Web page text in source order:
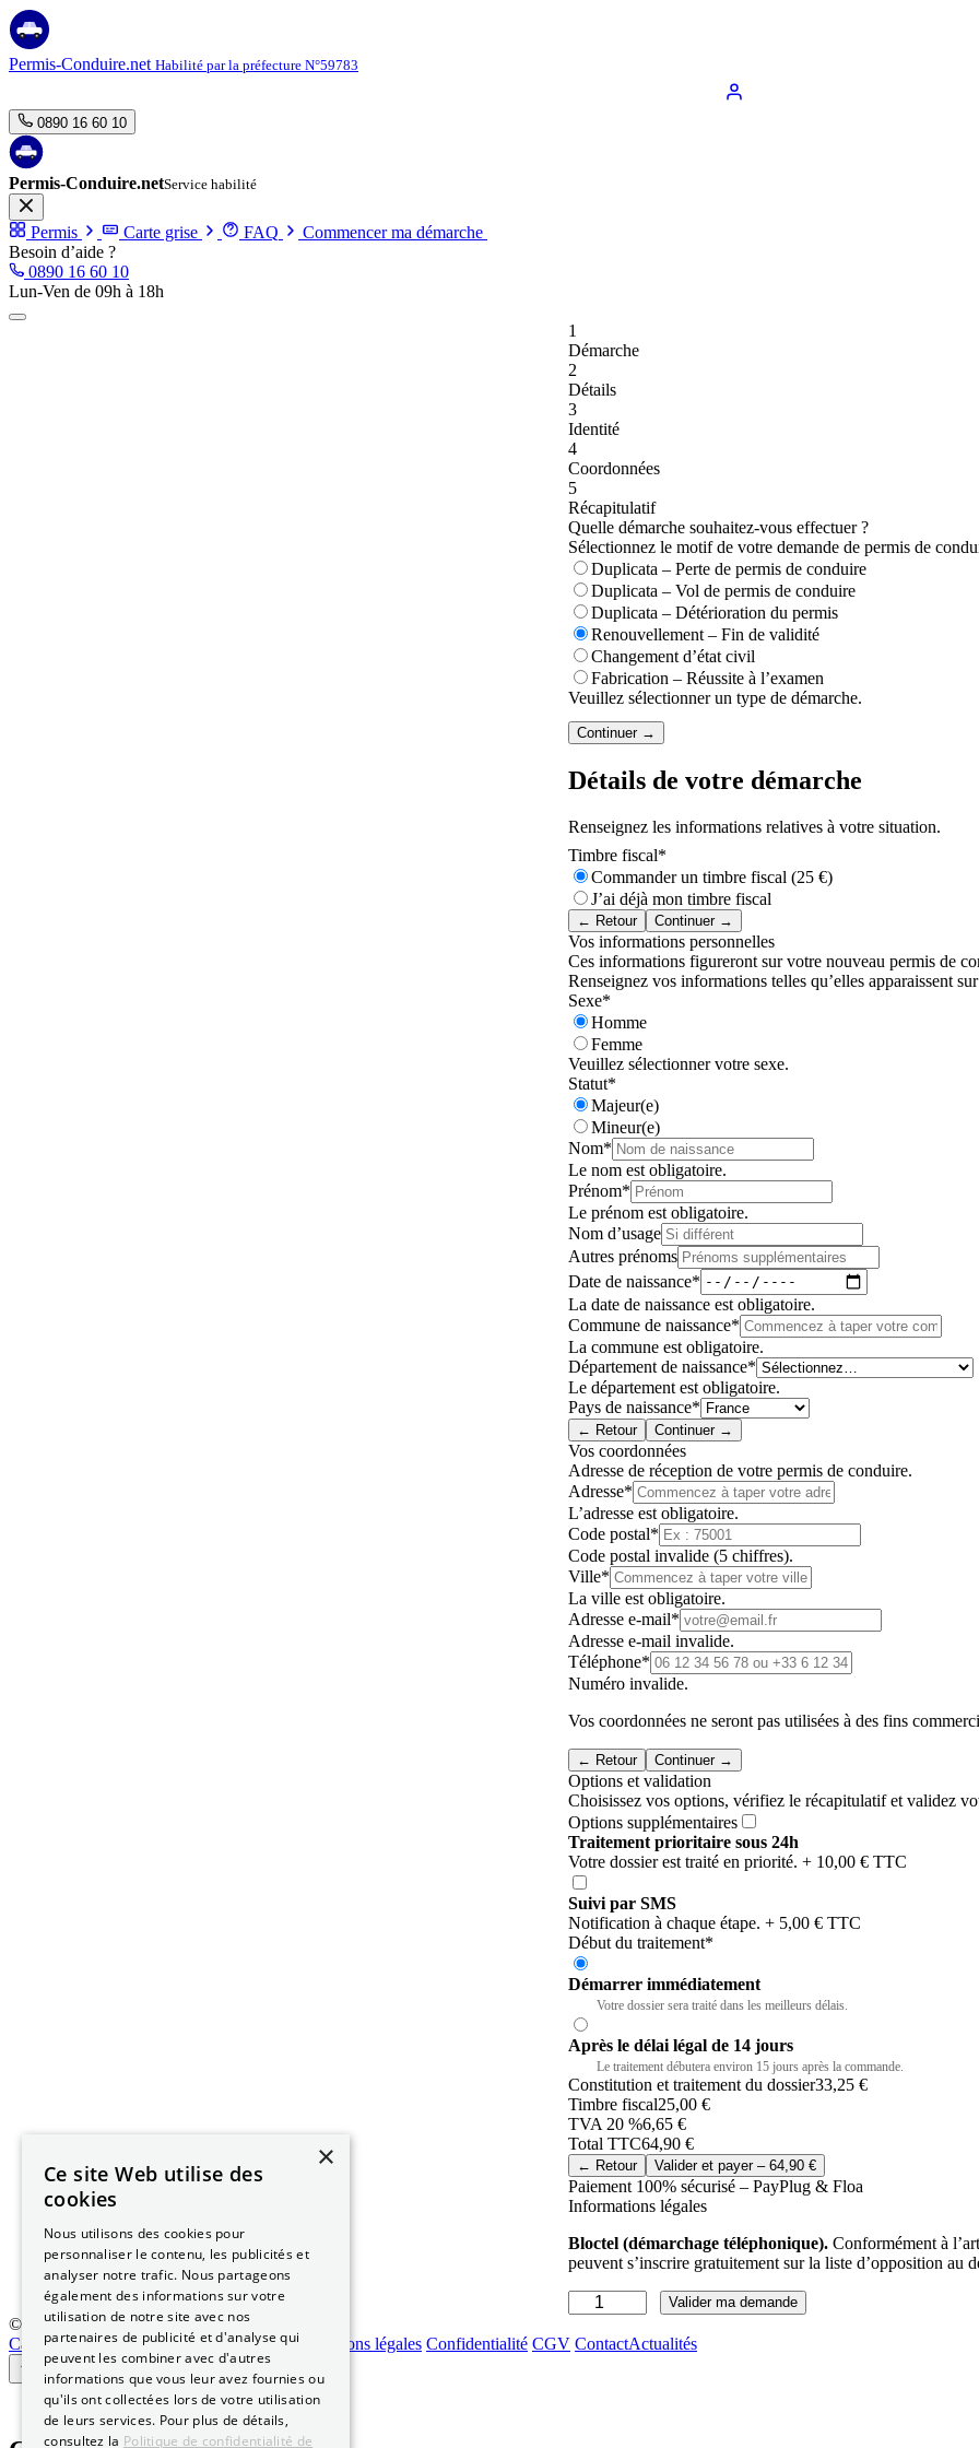
Aller
au
contenu
Permis-Conduire.net Habilité par la préfecture N°59783
0890 16 60 10
Permis-Conduire.netService habilité
Permis Carte grise FAQ
Commencer ma démarche
Besoin d’aide ?
0890 16 60 10
Lun-Ven de 09h à 18h
1
Démarche
2
Détails
3
Identité
4
Coordonnées
5
Récapitulatif
Quelle démarche souhaitez-vous effectuer ?
Sélectionnez le motif de votre demande de permis de
Duplicata – Perte de permis de conduire
Duplicata – Vol de permis de conduire
Duplicata – Détérioration du permis
Renouvellement – Fin de validité
Changement d’état civil
Fabrication – Réussite à l’examen
Veuillez sélectionner un type de démarche.
Continuer →
Détails de votre démarche
Renseignez les informations relatives à votre situation.
Timbre fiscal*
Commander un timbre fiscal (25 €)
J’ai déjà mon timbre fiscal
← Retour Continuer →
Vos informations personnelles
Ces informations figureront sur votre nouveau permis de
Renseignez vos informations telles qu’elles apparaissent
Sexe*
Homme
Femme
Veuillez sélectionner votre sexe.
Statut*
Majeur(e)
Mineur(e)
Nom*
Le nom est obligatoire.
Prénom*
Le prénom est obligatoire.
Nom d’usage
Autres prénoms
Date de naissance*
La date de naissance est obligatoire.
Commune de naissance*
La commune est obligatoire.
Département de naissance*
Le département est obligatoire.
Pays de naissance*
← Retour Continuer →
Vos coordonnées
Adresse de réception de votre permis de conduire.
Adresse*
L’adresse est obligatoire.
Code postal*
Code postal invalide (5 chiffres).
Ville*
La ville est obligatoire.
Adresse e-mail*
Adresse e-mail invalide.
Téléphone*
Numéro invalide.
Vos coordonnées ne seront pas utilisées à des fins
← Retour Continuer →
Options et validation
Choisissez vos options, vérifiez le récapitulatif et validez
Options supplémentaires
Traitement prioritaire sous 24h
Votre dossier est traité en priorité. + 10,00 € TTC
Suivi par SMS
Notification à chaque étape. + 5,00 € TTC
Début du traitement*
Démarrer immédiatement
Votre dossier sera traité dans les meilleurs délais.
Après le délai légal de 14 jours
Le traitement débutera environ 15 jours après la commande.
Constitution et traitement du dossier33,25 €
Timbre fiscal25,00 €
TVA 20 %6,65 €
Total TTC64,90 €
← Retour Valider et payer – 64,90 €
Paiement 100% sécurisé – PayPlug & Floa
Informations légales
Bloctel (démarchage téléphonique). Conformément à
peuvent s’inscrire gratuitement sur la liste d’opposition au
u
a
n
Valider ma demande
© 2026 Permis-Conduire.net – SARL Need Cars
Carte grise Qui sommes-nous Certification Mentions légales Confidentialité CGV ContactActualités
×
Ce site Web utilise des
cookies
Nous utilisons des cookies pour
personnaliser le contenu, les publicités et
analyser notre trafic. Nous partageons
également des informations sur votre
utilisation de notre site avec nos
partenaires de publicité et d'analyse qui
peuvent les combiner avec d'autres
informations que vous leur avez fournies ou
qu'ils ont collectées lors de votre utilisation
de leurs services. Pour plus de détails,
consultez la Politique de confidentialité de